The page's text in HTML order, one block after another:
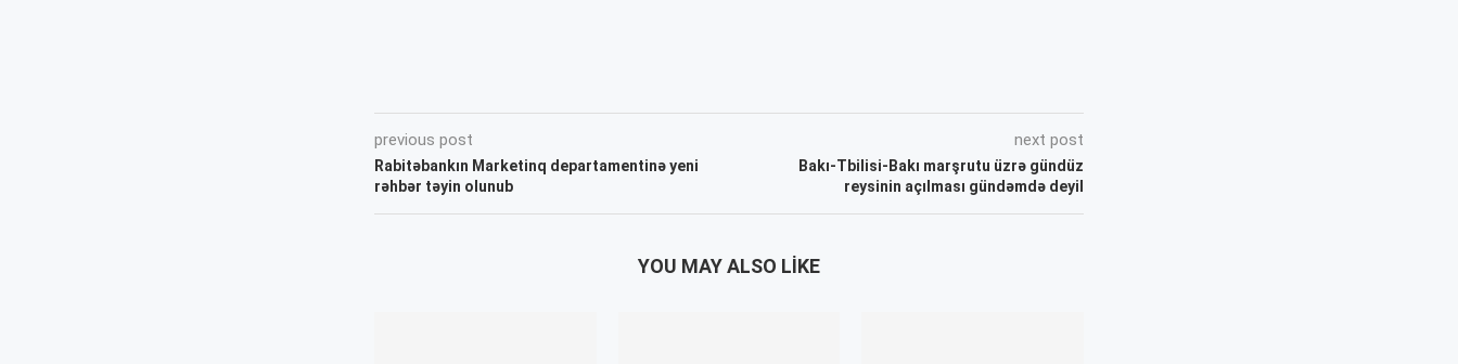
previous post
Rabitəbankın Marketinq departamentinə yeni
rəhbər təyin olunub
next post
Bakı-Tbilisi-Bakı marşrutu üzrə gündüz
reysinin açılması gündəmdə deyil
YOU MAY ALSO LIKE